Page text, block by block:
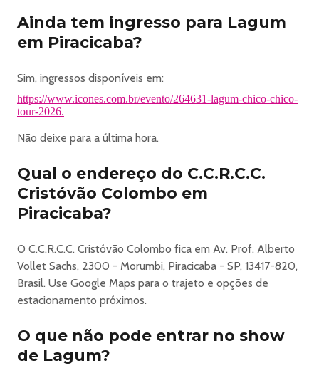
Área elevada com open bar, oferecendo uma experiência
exclusiva, confortável e com ótima visão do evento.
de menores de idade não é permitida mesmo que
acompanhados dos pais ou responsáveis legais.
Este evento poderá ser gravado, filmado ou fotografado.
e autoriza a utilização gratuita de sua imagem por prazo
Observe os detalhes de cada setor para garantir o espaço
compatível com suas preferências.
A Icones reserva o direito de realizar análise de pedidos e
atualizado e acompanhe seu e-mail.
Para informações sobre o benefício de MEIA-ENTRADA
Clique Aqui
.
somente no site da Icones e pontos de vendas
autorizados.
Não nos responsabilizamos por ingressos comprados fora
Ainda tem ingresso para Lagum
em Piracicaba?
Sim, ingressos disponíveis em:
https://www.icones.com.br/evento/264631-lagum-chico-chico-
tour-2026.
Não deixe para a última hora.
Qual o endereço do C.C.R.C.C.
Cristóvão Colombo em
Piracicaba?
O C.C.R.C.C. Cristóvão Colombo fica em Av. Prof. Alberto
Vollet Sachs, 2300 - Morumbi, Piracicaba - SP, 13417-820,
Brasil. Use Google Maps para o trajeto e opções de
estacionamento próximos.
O que não pode entrar no show
de Lagum?